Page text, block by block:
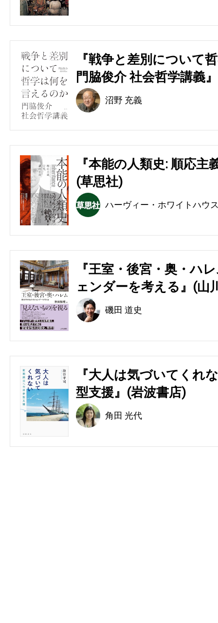
『戦争と差別について
門脇俊介 社会哲学講義
沼野 充義
『本能の人類史: 順応
(草思社)
ハーヴィー・ホワイトハウ
『王室・後宮・奥・ハ
ェンダーを考える』(山
磯田 道史
『大人は気づいてくれ
型支援』(岩波書店)
角田 光代